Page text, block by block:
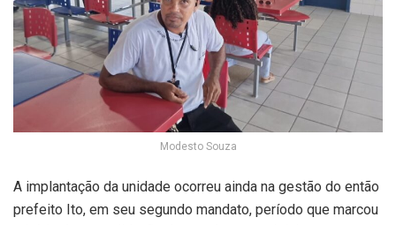
Modesto Souza
A implantação da unidade ocorreu ainda na gestão do então
prefeito Ito, em seu segundo mandato, período que marcou